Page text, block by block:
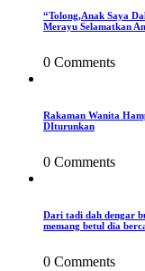
“Tolong,Anak Saya
Merayu Selamatkan
0 Comments
Rakaman Wanita
DIturunkan
0 Comments
Dari tadi dah dengar
memang betul dia
0 Comments